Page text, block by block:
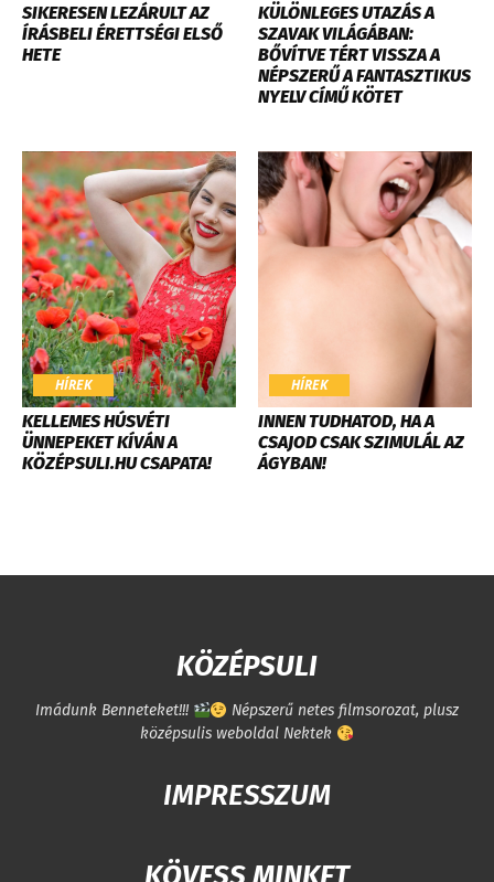
SIKERESEN LEZÁRULT AZ
ÍRÁSBELI ÉRETTSÉGI ELSŐ
HETE
KÜLÖNLEGES UTAZÁS A
SZAVAK VILÁGÁBAN:
BŐVÍTVE TÉRT VISSZA A
NÉPSZERŰ A FANTASZTIKUS
NYELV CÍMŰ KÖTET
HÍREK
KELLEMES HÚSVÉTI
ÜNNEPEKET KÍVÁN A
KÖZÉPSULI.HU CSAPATA!
HÍREK
INNEN TUDHATOD, HA A
CSAJOD CSAK SZIMULÁL AZ
ÁGYBAN!
KÖZÉPSULI
Imádunk Benneteket!!!
Népszerű netes filmsorozat, plusz
középsulis weboldal Nektek
IMPRESSZUM